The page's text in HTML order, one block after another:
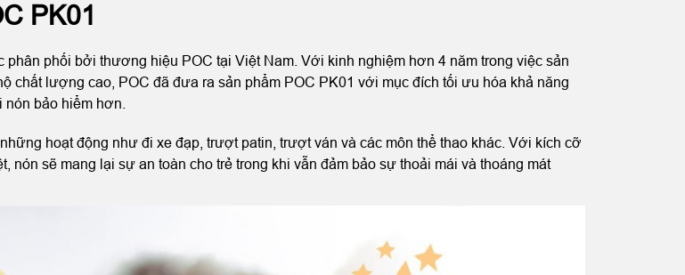
PK01
phối bởi thương hiệu POC tại Việt Nam. Với kinh nghiệm hơn 4 năm trong việc sản
chất lượng cao, POC đã đưa ra sản phẩm POC PK01 với mục đích tối ưu hóa khả năng
bảo hiểm hơn.
hoạt động như đi xe đạp, trượt patin, trượt ván và các môn thể thao khác. Với kích cỡ
nón sẽ mang lại sự an toàn cho trẻ trong khi vẫn đảm bảo sự thoải mái và thoáng mát